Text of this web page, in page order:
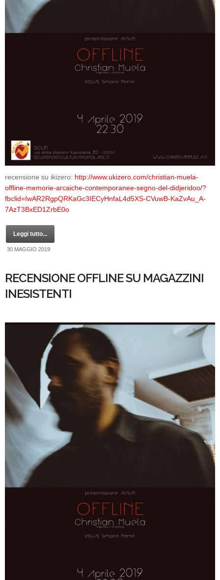
recensione su ikizero: http://www.ukizero.com/christian-muela-
offline-memorie-arcaiche-contemporanee-segno-del-didjeridoo/?
fbclid=IwAR2RgpQRKaGc3IECyHnfaL4d5XS-CVuwB-KaZvAu_A-
7AzT3BxED1ZrbE0o
Leggi tutto...
30 MAGGIO 2019
RECENSIONE OFFLINE SU MAGAZZINI
INESISTENTI